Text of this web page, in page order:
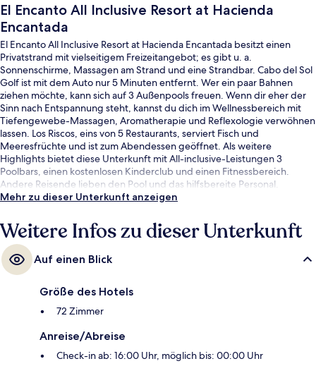
El Encanto All Inclusive Resort at Hacienda
Encantada
El Encanto All Inclusive Resort at Hacienda Encantada besitzt einen
Privatstrand mit vielseitigem Freizeitangebot; es gibt u. a.
Sonnenschirme, Massagen am Strand und eine Strandbar. Cabo del Sol
Golf ist mit dem Auto nur 5 Minuten entfernt. Wer ein paar Bahnen
ziehen möchte, kann sich auf 3 Außenpools freuen. Wenn dir eher der
Sinn nach Entspannung steht, kannst du dich im Wellnessbereich mit
Tiefengewebe-Massagen, Aromatherapie und Reflexologie verwöhnen
lassen. Los Riscos, eins von 5 Restaurants, serviert Fisch und
Meeresfrüchte und ist zum Abendessen geöffnet. Als weitere
Highlights bietet diese Unterkunft mit All-inclusive-Leistungen 3
Poolbars, einen kostenlosen Kinderclub und einen Fitnessbereich.
Andere Reisende lieben den Pool und das hilfsbereite Personal.
Mehr zu dieser Unterkunft anzeigen
Weitere Infos zu dieser Unterkunft
Auf einen Blick
Größe des Hotels
72 Zimmer
Anreise/Abreise
Check-in ab: 16:00 Uhr, möglich bis: 00:00 Uhr